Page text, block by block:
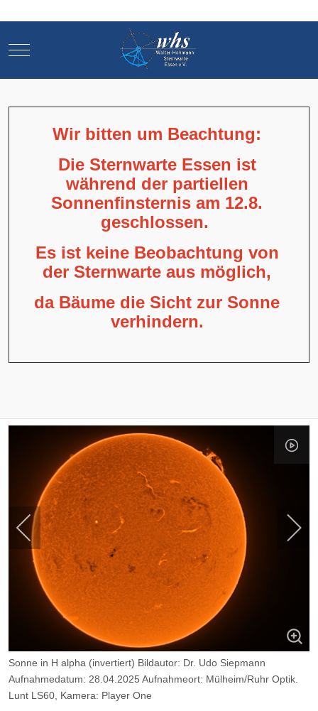
Mobile Menu Toggle
Wir bitten um Beachtung:
Die Sternwarte Essen ist
während der partiellen
Sonnenfinsternis am 12.8.
geschlossen.
Es ist keine Beobachtung von
der Sternwarte aus möglich,
da Bäume die Sicht zur Sonne
verhindern.
Sonne in H alpha (invertiert) Bildautor: Dr. Udo Siepmann
Aufnahmedatum: 28.04.2025 Aufnahmeort: Mülheim/Ruhr Optik.
Lunt LS60, Kamera: Player One